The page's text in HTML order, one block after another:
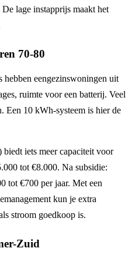
lage instapprijs maakt het
70-80
eengezinswoningen uit
ruimte voor een batterij. Veel
Een 10 kWh-systeem is hier de
iets meer capaciteit voor
tot €8.000. Na subsidie:
tot €700 per jaar. Met een
kun je extra
stroom goedkoop is.
Zuid